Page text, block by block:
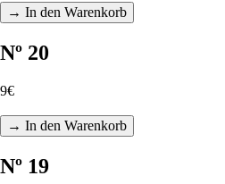
→ In den Warenkorb
Nº 20
9€
→ In den Warenkorb
Nº 19